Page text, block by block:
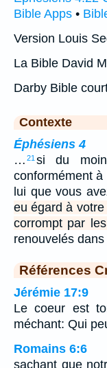
Bible Apps •
Version Louis
La Bible David
Darby Bible
Contexte
Éphésiens 4
… 21 si du
conformément
lui que vous
eu égard à
corrompt par
renouvelés
Références
Jérémie 17:9
Le coeur est
méchant: Qui
Romains 6:6
sachant que